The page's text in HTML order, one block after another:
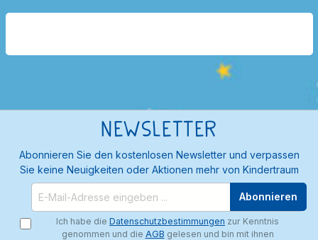
Newsletter
Abonnieren Sie den kostenlosen Newsletter und verpassen
Sie keine Neuigkeiten oder Aktionen mehr von Kindertraum
Abonnieren
Ich habe die Datenschutzbestimmungen zur Kenntnis
genommen und die AGB gelesen und bin mit ihnen